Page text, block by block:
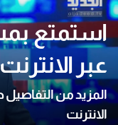
استمتع
عبر الانترنت
المزيد من
الانترنت